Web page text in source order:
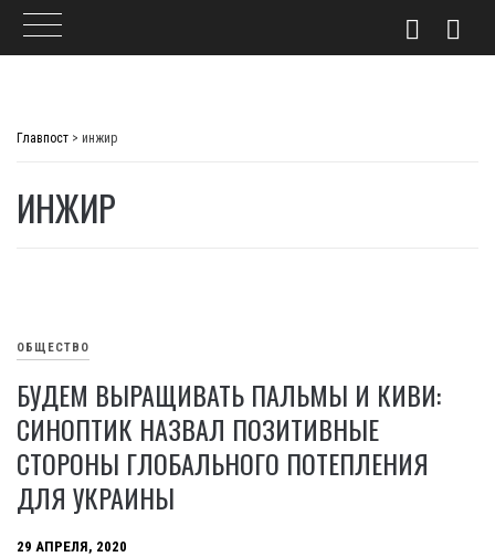
Главпост > инжир
ИНЖИР
ОБЩЕСТВО
БУДЕМ ВЫРАЩИВАТЬ ПАЛЬМЫ И КИВИ:
СИНОПТИК НАЗВАЛ ПОЗИТИВНЫЕ
СТОРОНЫ ГЛОБАЛЬНОГО ПОТЕПЛЕНИЯ
ДЛЯ УКРАИНЫ
29 АПРЕЛЯ, 2020